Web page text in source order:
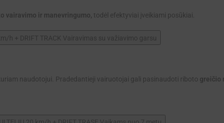
vairavimo ir manevringumo, todėl efektyviai įveikiami posūkiai.
naudotojui. Pradedantieji vairuotojai gali pasinaudoti riboto greičio